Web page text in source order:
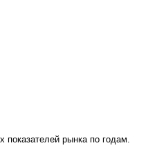
рынка по годам.